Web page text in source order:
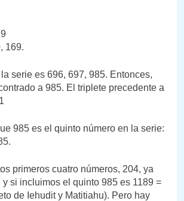
169.
serie es 696, 697, 985. Entonces,
a 985. El triplete precedente a
985 es el quinto número en la serie:
primeros cuatro números, 204, ya
y si incluimos el quinto 985 es 1189 =
de Iehudit y Matitiahu). Pero hay